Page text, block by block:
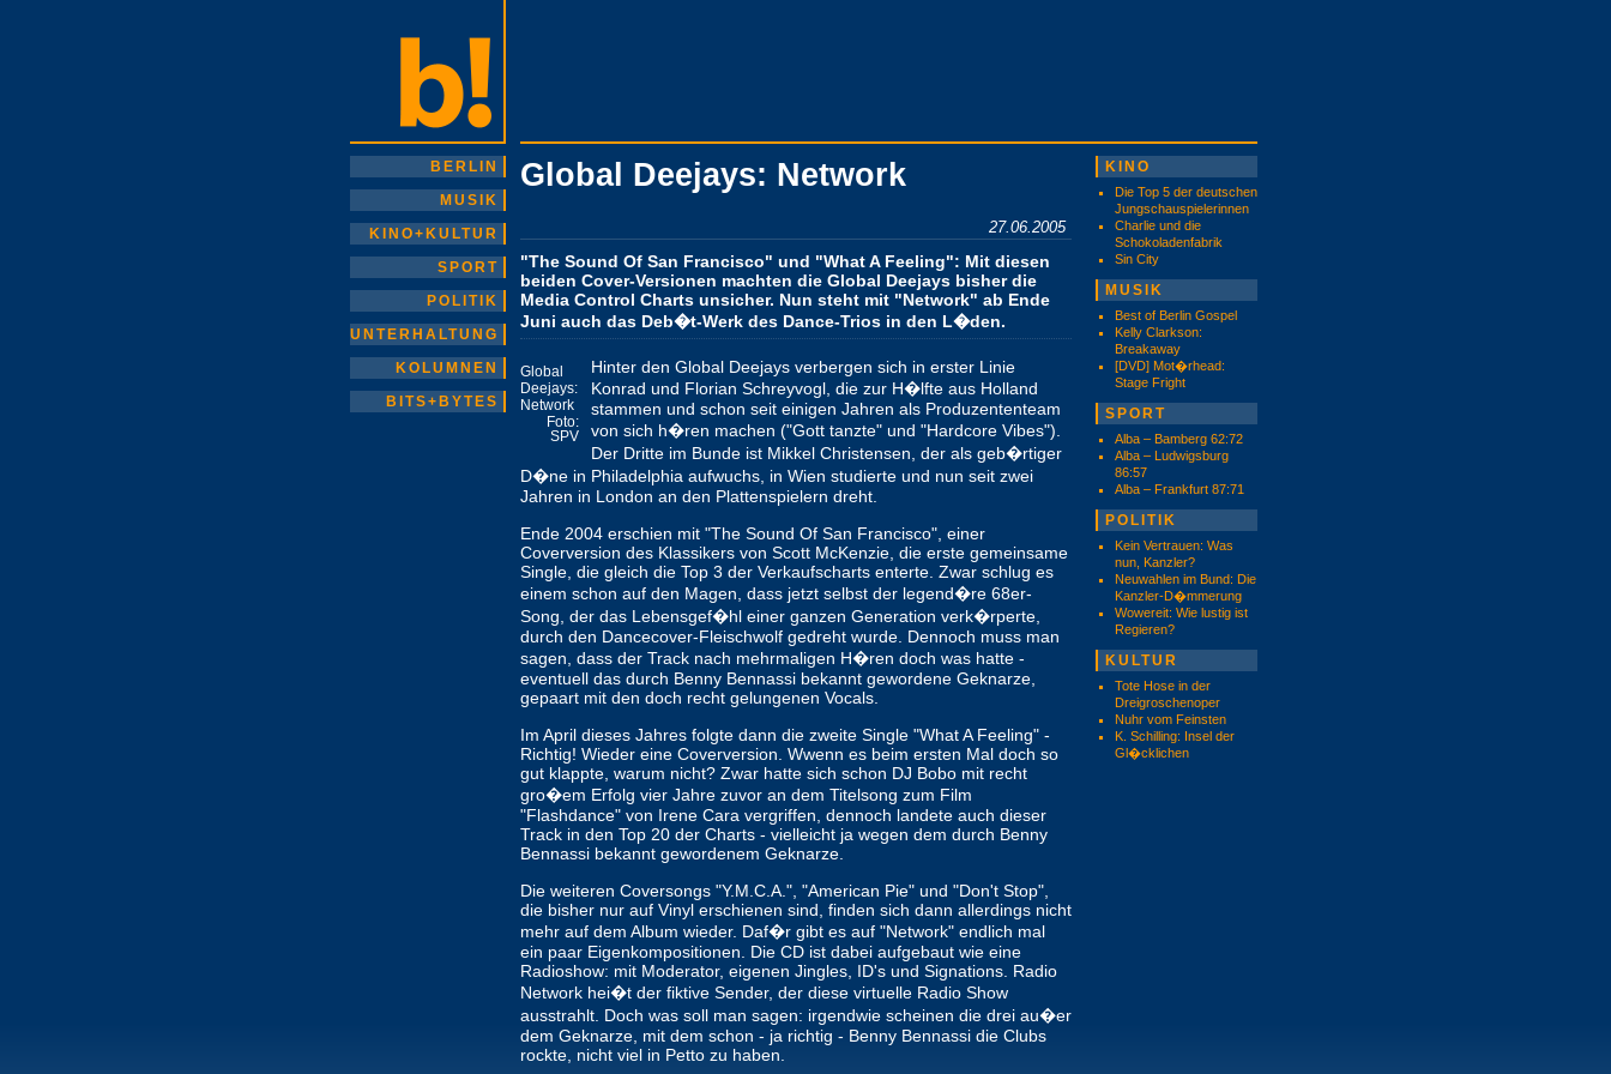
BERLIN
MUSIK
KINO+KULTUR
SPORT
POLITIK
UNTERHALTUNG
KOLUMNEN
BITS+BYTES
Global Deejays: Network
27.06.2005
"The Sound Of San Francisco" und "What A Feeling": Mit diesen
beiden Cover-Versionen machten die Global Deejays bisher die
Media Control Charts unsicher. Nun steht mit "Network" ab Ende
Juni auch das Deb�t-Werk des Dance-Trios in den L�den.
Global
Deejays:
Network
Foto:
SPV
Hinter den Global Deejays verbergen sich in erster Linie
Konrad und Florian Schreyvogl, die zur H�lfte aus Holland
stammen und schon seit einigen Jahren als Produzententeam
von sich h�ren machen ("Gott tanzte" und "Hardcore Vibes").
Der Dritte im Bunde ist Mikkel Christensen, der als geb�rtiger
D�ne in Philadelphia aufwuchs, in Wien studierte und nun seit zwei
Jahren in London an den Plattenspielern dreht.
Ende 2004 erschien mit "The Sound Of San Francisco", einer
Coverversion des Klassikers von Scott McKenzie, die erste gemeinsame
Single, die gleich die Top 3 der Verkaufscharts enterte. Zwar schlug es
einem schon auf den Magen, dass jetzt selbst der legend�re 68er-
Song, der das Lebensgef�hl einer ganzen Generation verk�rperte,
durch den Dancecover-Fleischwolf gedreht wurde. Dennoch muss man
sagen, dass der Track nach mehrmaligen H�ren doch was hatte -
eventuell das durch Benny Bennassi bekannt gewordene Geknarze,
gepaart mit den doch recht gelungenen Vocals.
Im April dieses Jahres folgte dann die zweite Single "What A Feeling" -
Richtig! Wieder eine Coverversion. Wwenn es beim ersten Mal doch so
gut klappte, warum nicht? Zwar hatte sich schon DJ Bobo mit recht
gro�em Erfolg vier Jahre zuvor an dem Titelsong zum Film
"Flashdance" von Irene Cara vergriffen, dennoch landete auch dieser
Track in den Top 20 der Charts - vielleicht ja wegen dem durch Benny
Bennassi bekannt gewordenem Geknarze.
Die weiteren Coversongs "Y.M.C.A.", "American Pie" und "Don't Stop",
die bisher nur auf Vinyl erschienen sind, finden sich dann allerdings nicht
mehr auf dem Album wieder. Daf�r gibt es auf "Network" endlich mal
ein paar Eigenkompositionen. Die CD ist dabei aufgebaut wie eine
Radioshow: mit Moderator, eigenen Jingles, ID's und Signations. Radio
Network hei�t der fiktive Sender, der diese virtuelle Radio Show
ausstrahlt. Doch was soll man sagen: irgendwie scheinen die drei au�er
dem Geknarze, mit dem schon - ja richtig - Benny Bennassi die Clubs
rockte, nicht viel in Petto zu haben.
KINO
Die Top 5 der deutschen
Jungschauspielerinnen
Charlie und die
Schokoladenfabrik
Sin City
MUSIK
Best of Berlin Gospel
Kelly Clarkson:
Breakaway
[DVD] Mot�rhead:
Stage Fright
SPORT
Alba – Bamberg 62:72
Alba – Ludwigsburg
86:57
Alba – Frankfurt 87:71
POLITIK
Kein Vertrauen: Was
nun, Kanzler?
Neuwahlen im Bund: Die
Kanzler-D�mmerung
Wowereit: Wie lustig ist
Regieren?
KULTUR
Tote Hose in der
Dreigroschenoper
Nuhr vom Feinsten
K. Schilling: Insel der
Gl�cklichen